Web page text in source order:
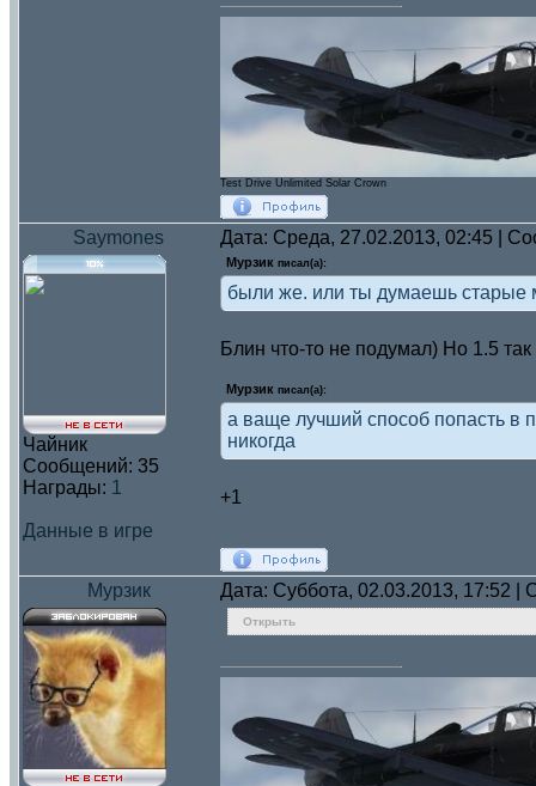
Test Drive Unlimited Solar Crown
Saymones Дата: Среда, 27.02.2013, 02:45 |
Чайник
Сообщений: 35
Награды: 1
Данные в игре
Мурзик писал(а):
были же. или ты думаешь
Блин что-то не подумал) Но 1.5
Мурзик писал(а):
а ваще лучший способ попасть в
никогда
+1
Мурзик Дата: Суббота, 02.03.2013, 17:52
Открыть